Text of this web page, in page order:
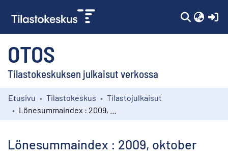
OTOS
Tilastokeskuksen julkaisut verkossa
Kokoelmat
Etusivu Tilastokeskus
Tilastojulkaisut
Lönesummaindex : 2009, oktober